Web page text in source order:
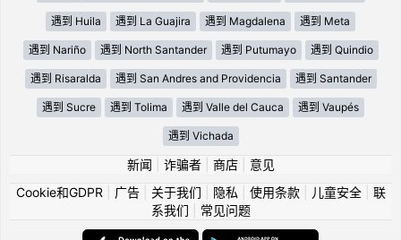
遇到 Huila 遇到 La Guajira 遇到 Magdalena 遇到 Meta
遇到 Nariño 遇到 North Santander 遇到 Putumayo 遇到 Quindio
遇到 Risaralda 遇到 San Andres and Providencia 遇到 Santander
遇到 Sucre 遇到 Tolima 遇到 Valle del Cauca 遇到 Vaupés
遇到 Vichada
新闻 诈骗者| 商店| 意见
Cookie和GDPR
广告| 关于我们 隐私 使用条款| 儿童安全| 联
系我们
常见问题